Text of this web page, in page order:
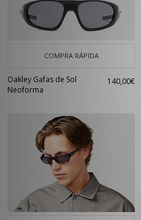
COMPRA RÁPIDA
Oakley Gafas de Sol
Neoforma
140,00€